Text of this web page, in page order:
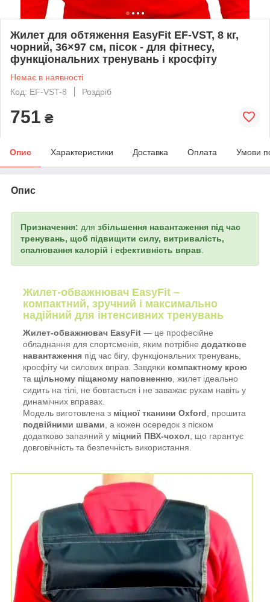
Жилет для обтяження EasyFit EF-VST, 8 кг,
чорний, 36×97 см, пісок - для фітнесу,
функціональних тренувань і кросфіту
Немає в наявності
Код: EF-VST-8
Роздріб
751 ₴
Опис Характеристики Доставка Оплата Умови
Опис
Призначення: для збільшення навантаження під час
тренувань, щоб підвищити силу, витривалість,
спалювання калорій і ефективність вправ
Жилет-обважнювач EasyFit –
компактний, зручний і максимально
надійний для інтенсивних тренувань
Жилет-обважнювач EasyFit — це професійне
обладнання для спортсменів, яким потрібне додаткове
навантаження під час бігу, функціональних тренувань,
кросфіту чи силових вправ. Завдяки компактному крою
та щільному піщаному наповненню , жилет ідеально
сидить на тілі, не бовтається і не заважає рухам навіть у
динамічних вправах.
Модель виготовлена з міцної тканини Oxford , прошита
подвійними швами , а кожен осередок з піском
додатково запаяний у міцний ПВХ-чохол , що гарантує
довговічність та безпечність використання.